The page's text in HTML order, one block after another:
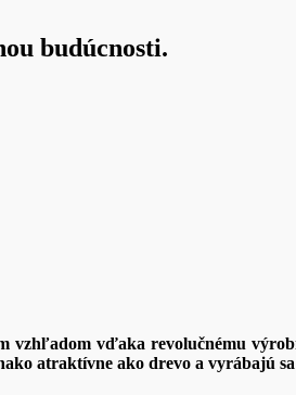
budúcnosti.
vďaka revolučnému
atraktívne ako drevo a vyrábajú